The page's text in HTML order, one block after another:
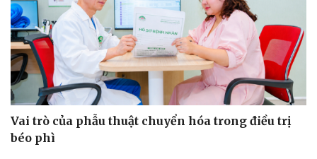
check-in
Cửa sổ tình yêu
Kể chuyện cho bé
Hạt giống tâm hồn
Vai trò của phẫu thuật chuyển hóa trong điều trị
béo phì